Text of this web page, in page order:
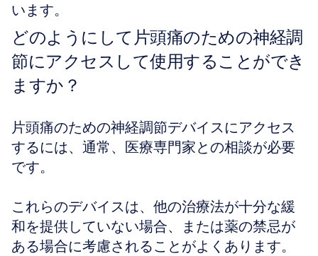
います。
どのようにして片頭痛のための神経調
節にアクセスして使用することができ
ますか？
片頭痛のための神経調節デバイスにアクセス
するには、通常、医療専門家との相談が必要
です。
これらのデバイスは、他の治療法が十分な緩
和を提供していない場合、または薬の禁忌が
ある場合に考慮されることがよくあります。